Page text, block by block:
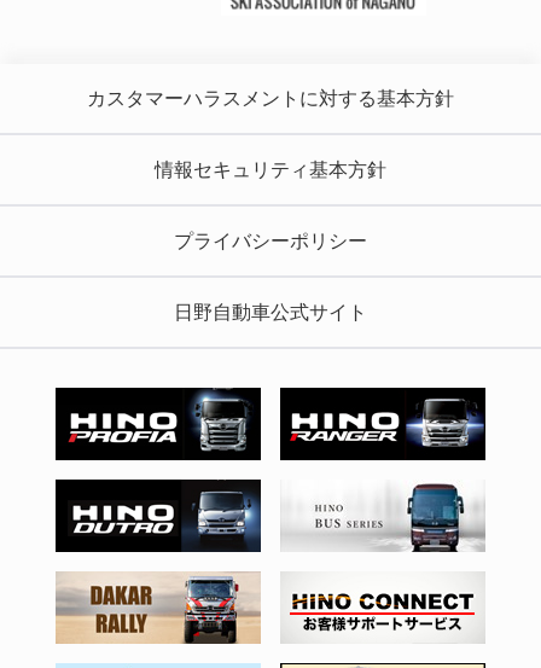
カスタマーハラスメントに対する基本方針
情報セキュリティ基本方針
プライバシーポリシー
日野自動車公式サイト